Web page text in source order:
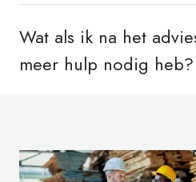
Wat als ik na het
meer hulp nodig heb?